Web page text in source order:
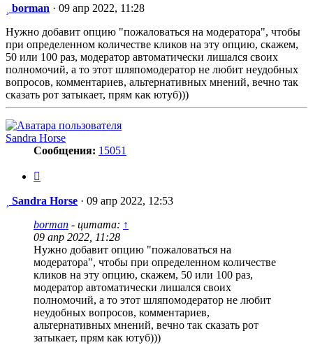
Сообщение
borman · 09 апр 2022, 11:28
Нужно добавит опцию "пожаловаться на модератора", чтобы
при определенном количестве кликов на эту опцию, скажем,
50 или 100 раз, модератор автоматически лишался своих
полномочий, а то этот шляпомодератор не любит неудобных
вопросов, комментариев, альтернативных мнений, вечно так
сказать рот затыкает, прям как ютуб)))
Sandra Horse
Сообщения: 15051
Сообщение
Sandra Horse · 09 апр 2022, 12:53
borman - цитата: ↑
09 апр 2022, 11:28
Нужно добавит опцию "пожаловаться на
модератора", чтобы при определенном количестве
кликов на эту опцию, скажем, 50 или 100 раз,
модератор автоматически лишался своих
полномочий, а то этот шляпомодератор не любит
неудобных вопросов, комментариев,
альтернативных мнений, вечно так сказать рот
затыкает, прям как ютуб)))